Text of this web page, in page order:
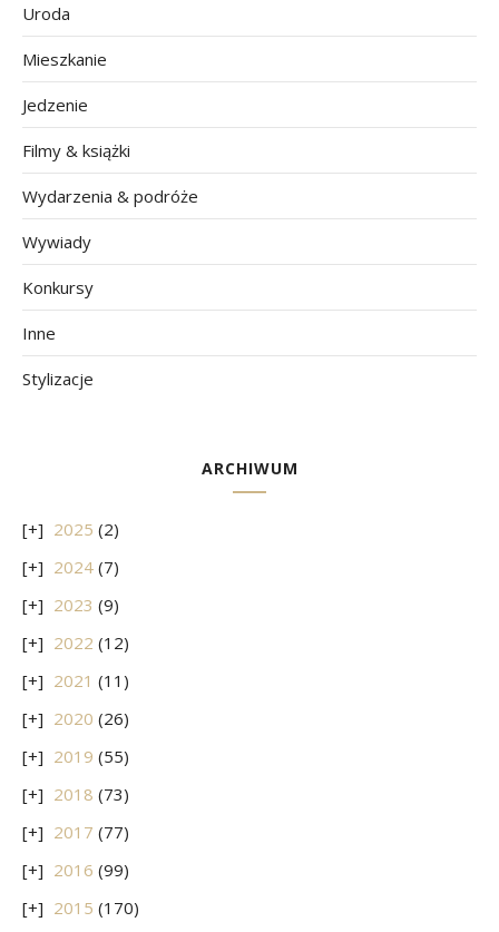
Uroda
Mieszkanie
Jedzenie
Filmy & książki
Wydarzenia & podróże
Wywiady
Konkursy
Inne
Stylizacje
ARCHIWUM
2025 (2)
2024 (7)
2023 (9)
2022 (12)
2021 (11)
2020 (26)
2019 (55)
2018 (73)
2017 (77)
2016 (99)
2015 (170)